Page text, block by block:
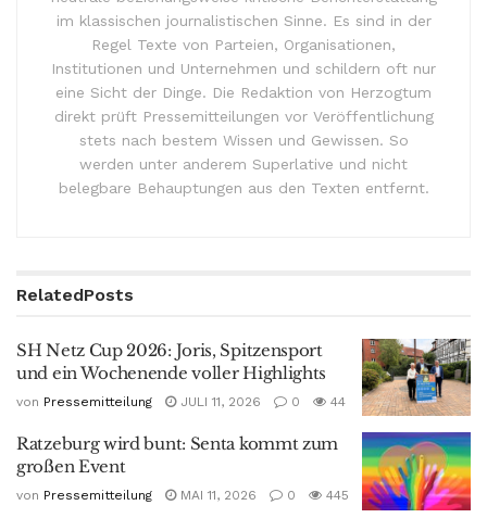
im klassischen journalistischen Sinne. Es sind in der
Regel Texte von Parteien, Organisationen,
Institutionen und Unternehmen und schildern oft nur
eine Sicht der Dinge. Die Redaktion von Herzogtum
direkt prüft Pressemitteilungen vor Veröffentlichung
stets nach bestem Wissen und Gewissen. So
werden unter anderem Superlative und nicht
belegbare Behauptungen aus den Texten entfernt.
RelatedPosts
SH Netz Cup 2026: Joris, Spitzensport
und ein Wochenende voller Highlights
von Pressemitteilung JULI 11, 2026 0 44
Ratzeburg wird bunt: Senta kommt zum
großen Event
von Pressemitteilung MAI 11, 2026 0 445